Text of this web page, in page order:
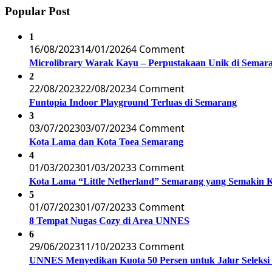
Popular Post
1
16/08/202314/01/20264 Comment
Microlibrary Warak Kayu – Perpustakaan Unik di
2
22/08/202322/08/20234 Comment
Funtopia Indoor Playground Terluas di Semarang
3
03/07/202303/07/20234 Comment
Kota Lama dan Kota Toea Semarang
4
01/03/202301/03/20233 Comment
Kota Lama “Little Netherland” Semarang yang Semakin
5
01/07/202301/07/20233 Comment
8 Tempat Nugas Cozy di Area UNNES
6
29/06/202311/10/20233 Comment
UNNES Menyedikan Kuota 50 Persen untuk Jalur